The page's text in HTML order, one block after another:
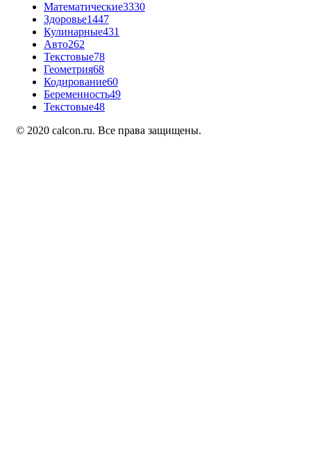
Математические3330
Здоровье1447
Кулинарные431
Авто262
Текстовые78
Геометрия68
Кодирование60
Беременность49
Текстовые48
© 2020 calcon.ru. Все права защищены.